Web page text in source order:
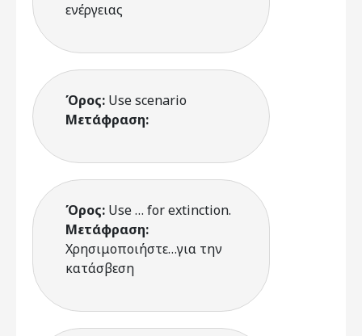
ενέργειας
Όρος: Use scenario
Μετάφραση:
Όρος: Use … for extinction.
Μετάφραση:
Χρησιμοποιήστε…για την
κατάσβεση